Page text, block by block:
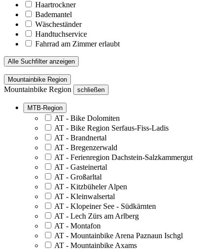
Haartrockner
Bademantel
Wäscheständer
Handtuchservice
Fahrrad am Zimmer erlaubt
Alle Suchfilter anzeigen
Mountainbike Region
Mountainbike Region schließen
MTB-Region
AT - Bike Dolomiten
AT - Bike Region Serfaus-Fiss-Ladis
AT - Brandnertal
AT - Bregenzerwald
AT - Ferienregion Dachstein-Salzkammergut
AT - Gasteinertal
AT - Großarltal
AT - Kitzbüheler Alpen
AT - Kleinwalsertal
AT - Klopeiner See - Südkärnten
AT - Lech Zürs am Arlberg
AT - Montafon
AT - Mountainbike Arena Paznaun Ischgl
AT - Mountainbike Axams